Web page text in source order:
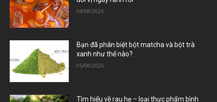
04/08/2026
Bạn đã phân biệt bột matcha và bột trà
xanh như thế nào?
05/08/2026
Tìm hiểu về rau hẹ – loại thực phẩm bình